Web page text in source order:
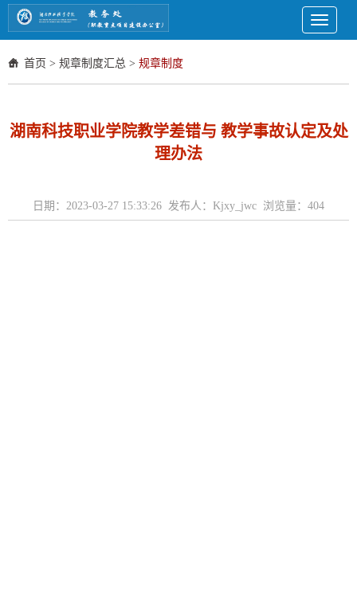
Toggle
首页 > 规章制度汇总 > 规章制度
湖南科技职业学院教学差错与 教学事故认定及处
理办法
日期：2023-03-27 15:33:26 发布人：Kjxy_jwc 浏览量： 404